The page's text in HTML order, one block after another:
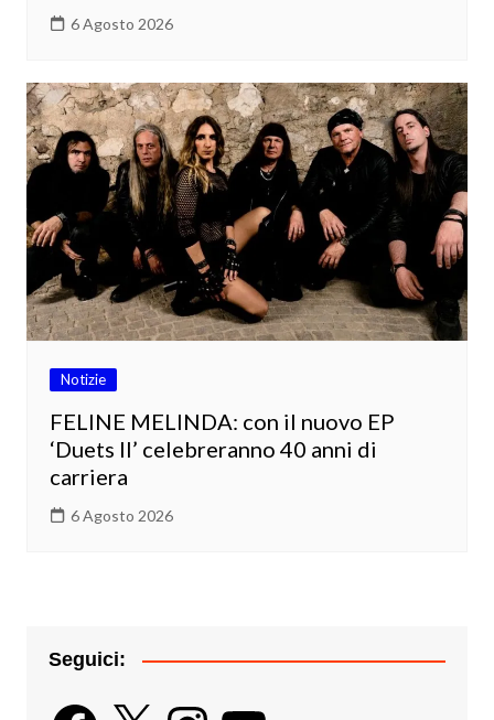
6 Agosto 2026
Notizie
FELINE MELINDA: con il nuovo EP
‘Duets II’ celebreranno 40 anni di
carriera
6 Agosto 2026
Seguici:
Facebook
X InstagramYouTube